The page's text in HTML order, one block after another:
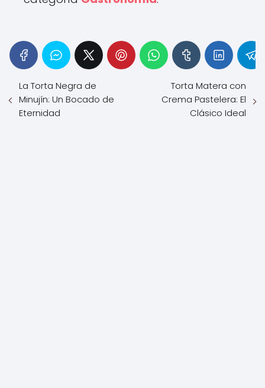
La Torta Negra de
Minujín: Un Bocado de
Eternidad
Torta Matera con
Crema Pastelera: El
Clásico Ideal